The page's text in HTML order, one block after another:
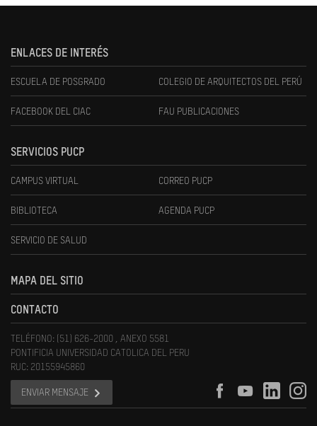
ENLACES DE INTERÉS
ESCUELA DE POSGRADO COLEGIO DE ARQUITECTOS DEL PERÚ
FACEBOOK DEL CIAC FAU PUBLICACIONES
SERVICIOS PUCP
CAMPUS VIRTUAL CORREO PUCP
BIBLIOTECA AGENDA PUCP
SERVICIO DE SALUD
MAPA DEL SITIO
CONTACTO
TELÉFONO: (51) 626-2000 , ANEXO 5581
PONTIFICIA UNIVERSIDAD CATOLICA DEL PERU
RUC: 20155945860
ENVIAR MENSAJE